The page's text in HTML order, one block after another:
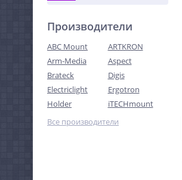
Производители
ABC Mount
ARTKRON
Arm-Media
Aspect
Brateck
Digis
Electriclight
Ergotron
Holder
iTECHmount
Все производители